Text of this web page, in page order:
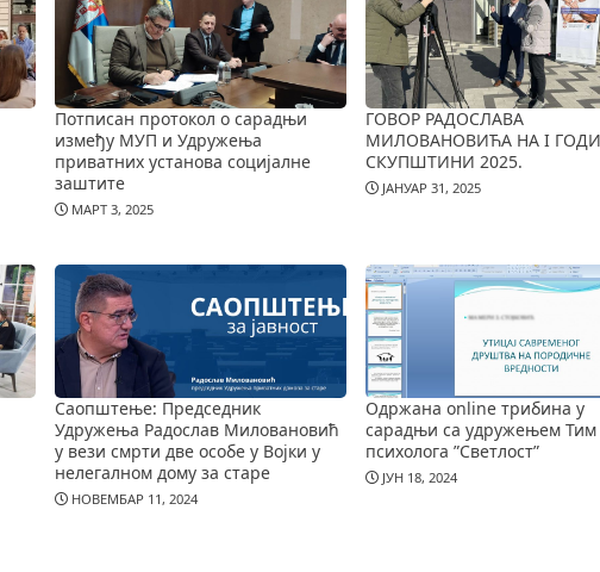
Потписан протокол о сарадњи
између МУП и Удружења
приватних установа социјалне
заштите
МАРТ 3, 2025
ГОВОР РАДОСЛАВА
МИЛОВАНОВИЋА НА I
СКУПШТИНИ 2025.
ЈАНУАР 31, 2025
Саопштење: Председник
Удружења Радослав Миловановић
у вези смрти две особе у Војки у
нелегалном дому за старе
НОВЕМБАР 11, 2024
Одржана online трибина у
сарадњи са удружењем Тим
психолога ”Светлост”
ЈУН 18, 2024